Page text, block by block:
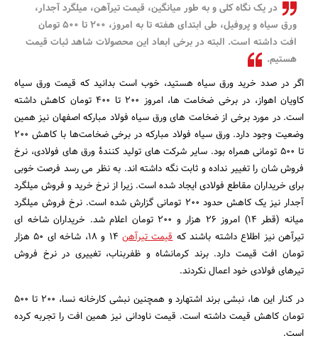
در یک نگاه کلی و به طور میانگین، قیمت تیرآهن، میلگرد آجدار،
ورق سیاه و پروفیل، طی ابتدای هفته تا به امروز، 200 تا 500 تومان
افت داشته است. البته در برخی ابعاد این محصولات شاهد ثبات قیمت
هستیم.
اگر در صدد خرید ورق سیاه هستید، خوب است بدانید که قیمت ورق سیاه
کاویان اهواز، در برخی ضخامت ها، امروز 200 تا 400 تومان کاهش داشته
است. در مورد برخی از ضخامت های ورق سیاه فولاد مبارکه اصفهان نیز همین
وضعیت وجود دارد. ورق سیاه فولاد مبارکه در برخی ضخامت‌ها با کاهش ۲۰۰
تا ۵۰۰ تومانی همراه بود. سایر شرکت های تولید کنندۀ ورق های فولادی، نرخ
فروش شان را تغییر نداده و ثابت نگه داشته اند. به نظر می رسد فرصت خوبی
برای خریداران مقاطع فولادی ایجاد شده است. زیرا از نرخ خرید و فروش میلگرد
آجدار نیز یک کاهش حدود 200 تومانی گزارش شده است. نرخ فروش میلگرد
میانه (قطر 14) امروز 26 هزار و 200 تومان اعلام شد. خریداران شاخه ای
تیرآهن نیز اطلاع داشته باشند کهقیمت تیرآهن
14 و 18، شاخه ای 50 هزار
تومان افت قیمت دارد. برند کرمانشاه و ظفربناب، تغییری در نرخ فروش
تیرهای فولادی خود اعمال نکردند.
در کنار این ها، نبشی برند اشتهارد و همچنین نبشی کارخانه نسا، 200 تا 500
تومان کاهش قیمت داشته است. قیمت ناودانی نیز همین افت را تجربه کرده
است.